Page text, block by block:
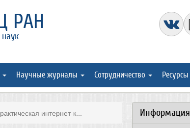
РАН
Научные журналы Сотрудничество Ресурсы
интернет-к...
Информация